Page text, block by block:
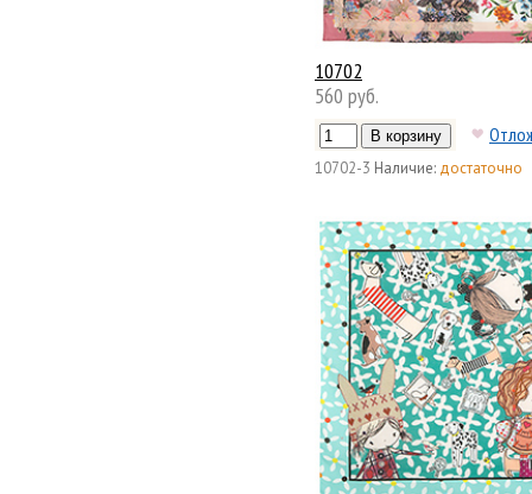
10702
560 руб.
10702-3 Наличие: достаточно